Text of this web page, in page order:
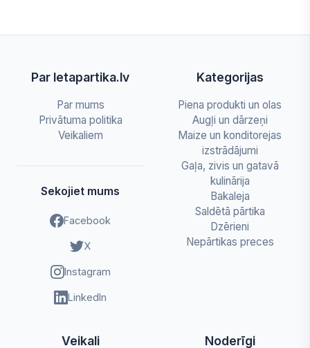
Par letapartika.lv
Par mums
Privātuma politika
Veikaliem
Sekojiet mums
Facebook
X
Instagram
LinkedIn
Kategorijas
Piena produkti un olas
Augļi un dārzeņi
Maize un konditorejas
izstrādājumi
Gaļa, zivis un gatavā
kulinārija
Bakaleja
Saldētā pārtika
Dzērieni
Nepārtikas preces
Veikali Noderīgi